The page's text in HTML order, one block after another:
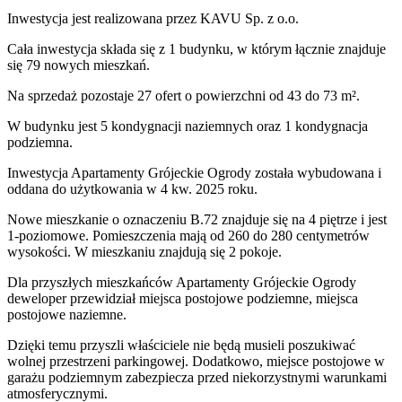
Inwestycja jest realizowana przez KAVU Sp. z o.o.
Cała inwestycja składa się z 1 budynku, w którym łącznie znajduje
się 79 nowych mieszkań.
Na sprzedaż pozostaje 27 ofert o powierzchni od 43 do 73 m².
W budynku jest 5 kondygnacji naziemnych oraz 1 kondygnacja
podziemna.
Inwestycja Apartamenty Grójeckie Ogrody została wybudowana i
oddana do użytkowania w 4 kw. 2025 roku.
Nowe mieszkanie o oznaczeniu B.72 znajduje się na 4 piętrze i jest
1-poziomowe. Pomieszczenia mają od 260 do 280 centymetrów
wysokości. W mieszkaniu znajdują się 2 pokoje.
Dla przyszłych mieszkańców Apartamenty Grójeckie Ogrody
deweloper przewidziałmiejsca postojowe podziemne, miejsca
postojowe naziemne.
Dzięki temu przyszli właściciele nie będą musieli poszukiwać
wolnej przestrzeni parkingowej. Dodatkowo, miejsce postojowe w
garażu podziemnym zabezpiecza przed niekorzystnymi warunkami
atmosferycznymi.